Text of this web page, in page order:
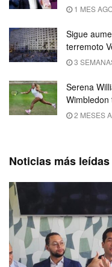
1 MES
Sigue
terremoto
3
Serena
2 MESES
Noticias más leídas